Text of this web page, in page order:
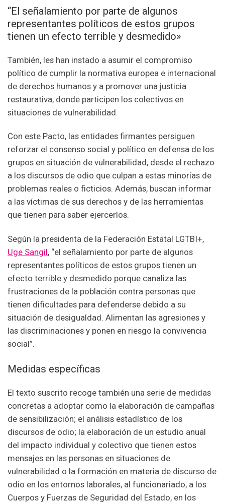
“El señalamiento por parte de algunos
representantes políticos de estos grupos
tienen un efecto terrible y desmedido»
También, les han instado a asumir el compromiso
político de cumplir la normativa europea e internacional
de derechos humanos y a promover una justicia
restaurativa, donde participen los colectivos en
situaciones de vulnerabilidad.
Con este Pacto, las entidades firmantes persiguen
reforzar el consenso social y político en defensa de los
grupos en situación de vulnerabilidad, desde el rechazo
a los discursos de odio que culpan a estas minorías de
problemas reales o ficticios. Además, buscan informar
a las víctimas de sus derechos y de las herramientas
que tienen para saber ejercerlos.
Según la presidenta de la Federación Estatal LGTBI+,
Uge Sangil, “el señalamiento por parte de algunos
representantes políticos de estos grupos tienen un
efecto terrible y desmedido porque canaliza las
frustraciones de la población contra personas que
tienen dificultades para defenderse debido a su
situación de desigualdad. Alimentan las agresiones y
las discriminaciones y ponen en riesgo la convivencia
social”.
Medidas específicas
El texto suscrito recoge también una serie de medidas
concretas a adoptar como la elaboración de campañas
de sensibilización; el análisis estadístico de los
discursos de odio; la elaboración de un estudio anual
del impacto individual y colectivo que tienen estos
mensajes en las personas en situaciones de
vulnerabilidad o la formación en materia de discurso de
odio en los entornos laborales, al funcionariado, a los
Cuerpos y Fuerzas de Seguridad del Estado, en los